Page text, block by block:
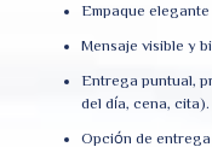
Empaque
Mensaje visible y
Entrega puntual,
del día, cena, cita).
Opción de